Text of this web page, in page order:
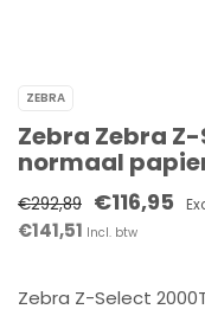
ZEBRA
Zebra Zebra
normaal
€292,89 €116,95
€141,51 Incl. btw
Zebra Z-Select